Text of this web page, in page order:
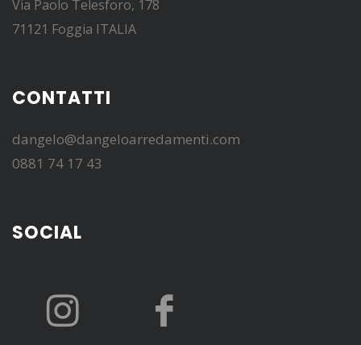
Via Paolo Telesforo, 178
71121 Foggia ITALIA
CONTATTI
dangelo@dangeloarredamenti.com
0881 74 17 43
SOCIAL